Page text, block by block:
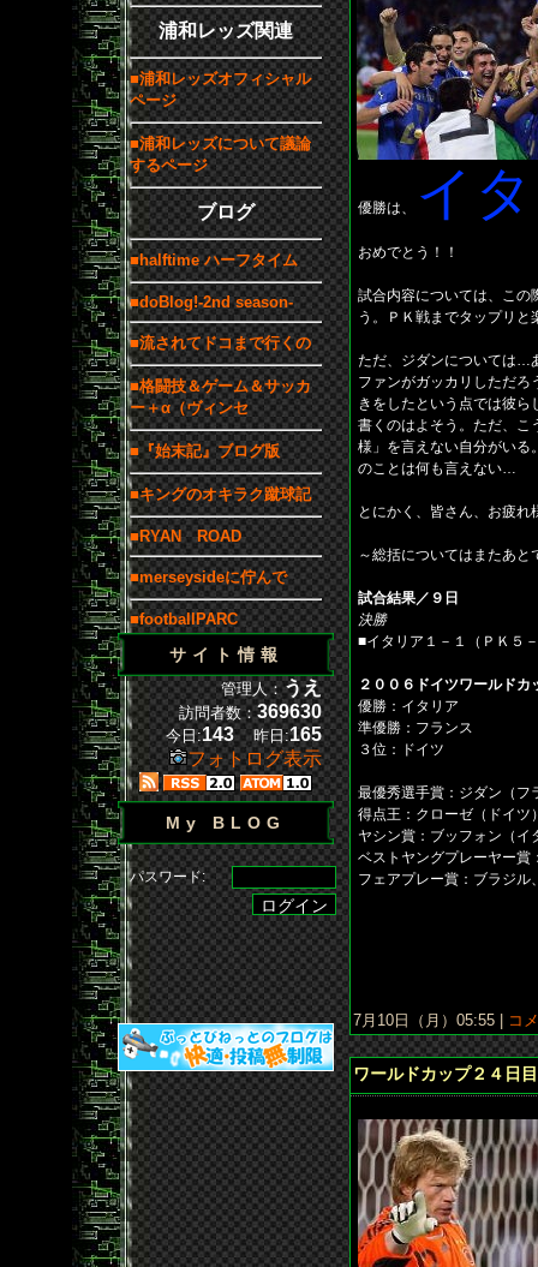
浦和レッズ関連
■浦和レッズオフィシャル
ページ
■浦和レッズについて議論
するページ
ブログ
■halftime ハーフタイム
■doBlog!-2nd season-
■流されてドコまで行くの
■格闘技＆ゲーム＆サッカ
ー＋α（ヴィンセ
■『始末記』ブログ版
■キングのオキラク蹴球記
■RYAN ROAD
■merseysideに佇んで
■footballPARC
サイト情報
管理人：うえ
訪問者数：369630
今日:143 昨日:165
フォトログ表示
My BLOG
パスワード:
優勝は、 イ
おめでとう！！
試合内容については、この
う。ＰＫ戦までタップリ
ただ、ジダンについては…
ファンがガッカリしただ
きをしたという点では彼
書くのはよそう。ただ、
様」を言えない自分がいる
のことは何も言えない…
とにかく、皆さん、お疲れ
～総括についてはまたあと
試合結果／９日
決勝
■イタリア１－１（ＰＫ５
２００６ドイツワールドカ
優勝：イタリア
準優勝：フランス
３位：ドイツ
最優秀選手賞：ジダン（フ
得点王：クローゼ（ドイツ
ヤシン賞：ブッフォン（イ
ベストヤングプレーヤー賞
フェアプレー賞：ブラジル
7月10日（月）05:55 | コ
ワールドカップ２４日